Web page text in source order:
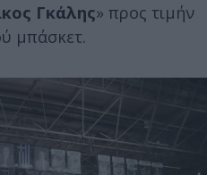
Γκάλης» προς τιμήν
μπάσκετ.